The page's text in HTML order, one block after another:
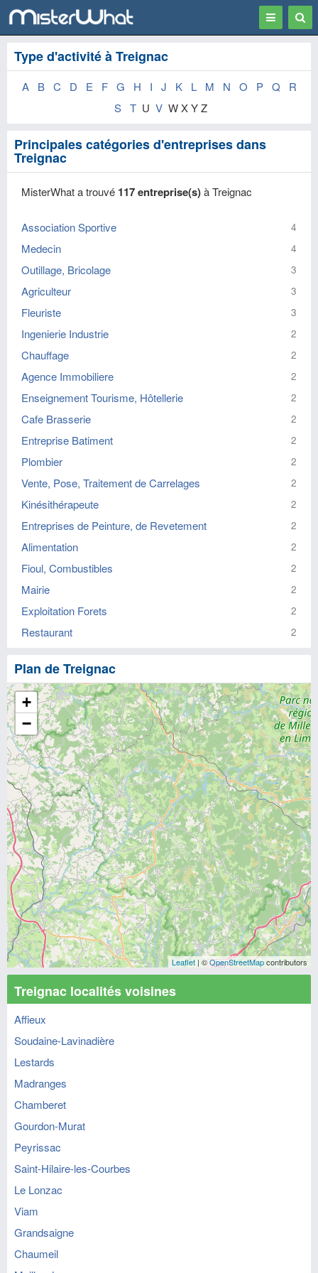
Toggle
Type d'activité à Treignac
A B C D E F G H I J K L M N O P Q
R
S T U V W X Y Z
Principales catégories d'entreprises dans
Treignac
MisterWhat a trouvé 117 entreprise(s)à Treignac
Association Sportive 4
Medecin 4
Outillage, Bricolage 3
Agriculteur 3
Fleuriste 3
Ingenierie Industrie 2
Chauffage 2
Agence Immobiliere 2
Enseignement Tourisme, Hôtellerie 2
Cafe Brasserie 2
Entreprise Batiment 2
Plombier 2
Vente, Pose, Traitement de Carrelages 2
Kinésithérapeute 2
Entreprises de Peinture, de Revetement 2
Alimentation 2
Fioul, Combustibles 2
Mairie 2
Exploitation Forets 2
Restaurant 2
Plan de Treignac
+
−
Leaflet | ©OpenStreetMapcontributors
Treignac localités voisines
Affieux
Soudaine-Lavinadière
Lestards
Madranges
Chamberet
Gourdon-Murat
Peyrissac
Saint-Hilaire-les-Courbes
Le Lonzac
Viam
Grandsaigne
Chaumeil